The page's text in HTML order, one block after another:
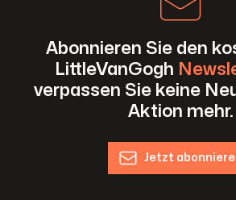
Abonnieren Sie den
LittleVanGogh
verpassen Sie keine
Aktion mehr.
Jetzt